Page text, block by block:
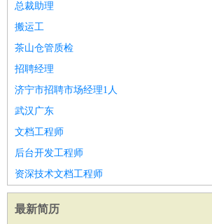
总裁助理
搬运工
茶山仓管质检
招聘经理
济宁市招聘市场经理1人
武汉广东
文档工程师
后台开发工程师
资深技术文档工程师
最新简历